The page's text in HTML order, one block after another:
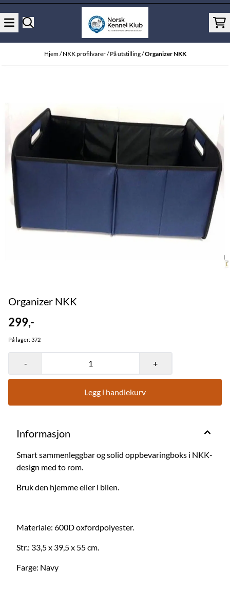
Hjem/NKK profilvarer/På utstilling/Organizer NKK
Organizer NKK
299,-
På lager: 372
- +
Legg i handlekurv
Informasjon
Smart sammenleggbar og solid oppbevaringboks i NKK-
design med to rom.
Bruk den hjemme eller i bilen.
Materiale: 600D oxfordpolyester.
Str.: 33,5 x 39,5 x 55 cm.
Farge: Navy